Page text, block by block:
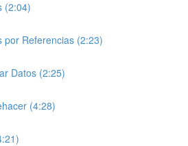
(2:04)
por Referencias (2:23)
Datos (2:25)
(4:28)